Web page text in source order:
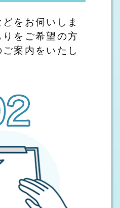
をお伺いしま
をご希望の方
案内をいたし